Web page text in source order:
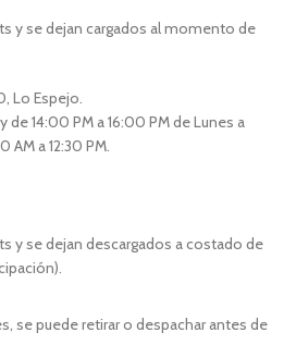
y se dejan cargados al momento de
Lo Espejo.
de 14:00 PM a 16:00 PM de Lunes a
a 12:30 PM.
y se dejan descargados a costado de
se puede retirar o despachar antes de